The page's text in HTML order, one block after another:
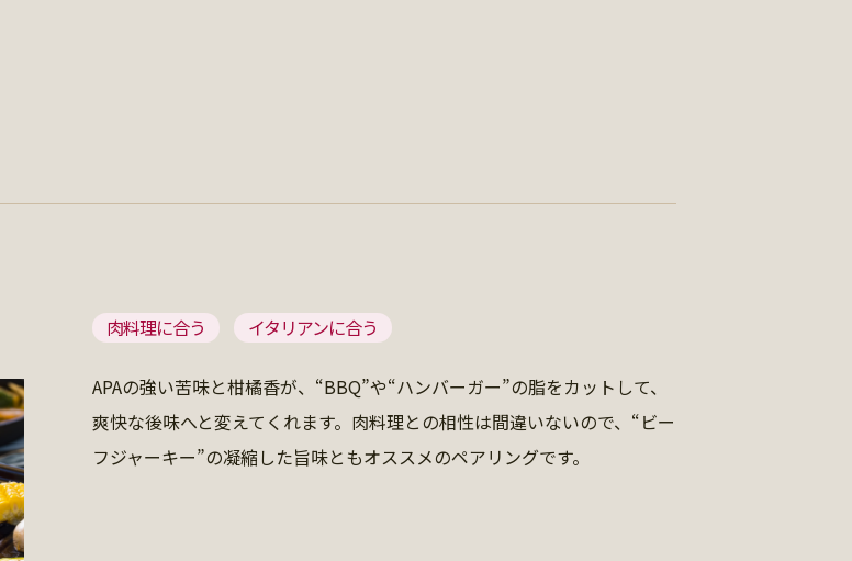
肉料理に合う イタリアンに合う
APAの強い苦味と柑橘香が、“BBQ”や“ハンバーガー”の脂をカットして、
爽快な後味へと変えてくれます。肉料理との相性は間違いないので、“ビー
フジャーキー”の凝縮した旨味ともオススメのペアリングです。